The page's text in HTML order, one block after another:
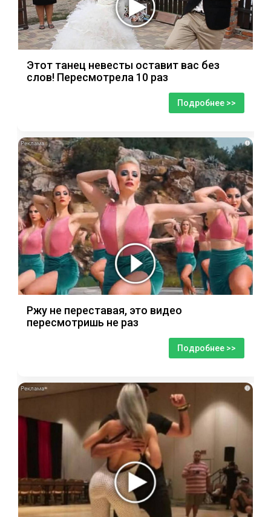
Этот танец невесты оставит вас без
слов! Пересмотрела 10 раз
Подробнее >>
i
Ржу не переставая, это видео
пересмотришь не раз
Подробнее >>
i